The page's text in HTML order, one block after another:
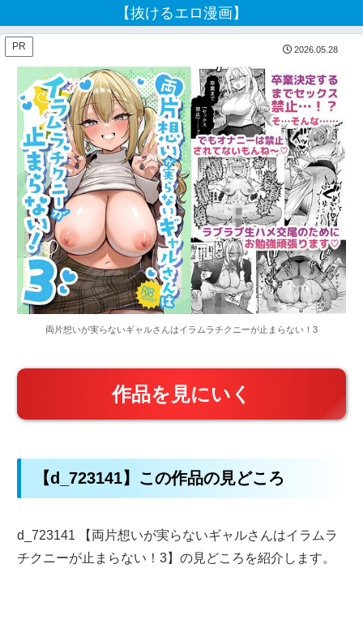
【抜けるエロ漫画】
PR 2026.05.28
両片想いが実らないギャルさんはイラムラチクニーが止まらない！3
作品を見にいく
【d_723141】この作品の見どころ
d_723141 【両片想いが実らないギャルさんはイラムラ
チクニーが止まらない！3】の見どころを紹介します。